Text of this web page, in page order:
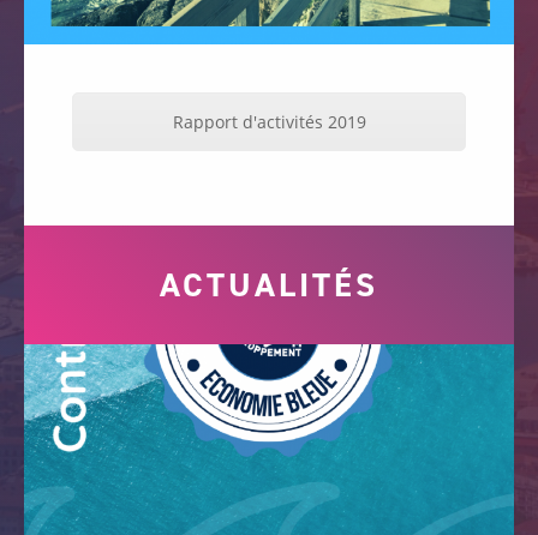
Rapport d'activités 2019
ACTUALITÉS